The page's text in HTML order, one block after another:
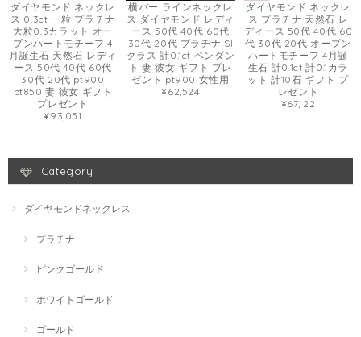
ダイヤモンド ネックレ
ス 0.3ct 一粒 プラチナ
大粒0.3カラット オー
プンハートモチーフ 4
月誕生石 天然石 レディ
ース 50代 40代 60代
30代 20代 pt900
pt850 妻 彼女 ギフト
プレゼント
¥93,051
横バー ラインネックレ
ス ダイヤモンド レディ
ース 50代 40代 60代
30代 20代 プラチナ SI
クラス 計0.1ct ペンダン
ト 妻 彼女 ギフト プレ
ゼント pt900 女性用
¥62,524
ダイヤモンド ネックレ
ス プラチナ 天然石 レ
ディース 50代 40代 60
代 30代 20代 オープン
ハートモチーフ 4月誕
生石 計0.1ct 計0.1カラ
ット 計10石 ギフト プ
レゼント
¥67,122
Category
ダイヤモンドネックレス
プラチナ
ピンクゴールド
ホワイトゴールド
ゴールド